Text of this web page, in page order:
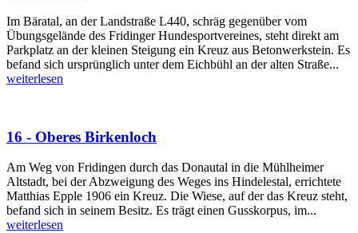
Im Bäratal, an der Landstraße L440, schräg gegenüber vom
Übungsgelände des Fridinger Hundesportvereines, steht direkt am
Parkplatz an der kleinen Steigung ein Kreuz aus Betonwerkstein. Es
befand sich ursprünglich unter dem Eichbühl an der alten Straße...
weiterlesen
16 - Oberes Birkenloch
Am Weg von Fridingen durch das Donautal in die Mühlheimer
Altstadt, bei der Abzweigung des Weges ins Hindelestal, errichtete
Matthias Epple 1906 ein Kreuz. Die Wiese, auf der das Kreuz steht,
befand sich in seinem Besitz. Es trägt einen Gusskorpus, im...
weiterlesen